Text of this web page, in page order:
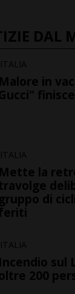
DAL
ITALIA
Malore in
ITALIA
Mette la
gruppo di
ITALIA
Incendio sul
200